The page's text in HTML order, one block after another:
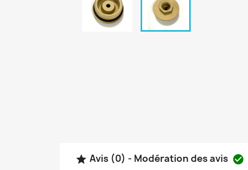
 Avis (0) - Modération des avis 